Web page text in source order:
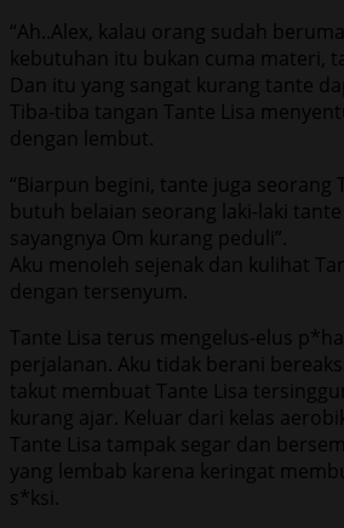
“Ah..Alex, kalau orang sudah
kebutuhan itu bukan cuma materi,
Dan itu yang sangat kurang tante
Tiba-tiba tangan Tante Lisa
dengan lembut.
“Biarpun begini, tante juga seorang
butuh belaian seorang laki-laki
sayangnya Om kurang peduli”.
Aku menoleh sejenak dan kulihat
dengan tersenyum.
Tante Lisa terus mengelus-elus
perjalanan. Aku tidak berani
takut membuat Tante Lisa
kurang ajar. Keluar dari kelas
Tante Lisa tampak segar dan
yang lembab karena keringat
s*ksi.